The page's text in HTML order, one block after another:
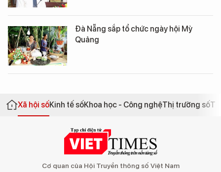
Đà Nẵng sắp tổ chức ngày hội Mỳ
Quảng
Xã hội sốKinh tế sốKhoa học - Công nghệThị trường số
Cơ quan của Hội Truyền thông số Việt Nam